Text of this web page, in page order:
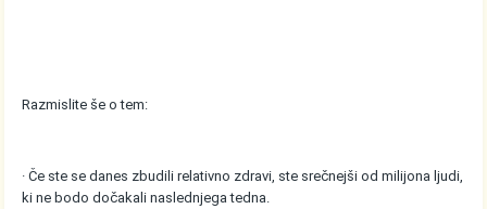
Razmislite še o tem:
· Če ste se danes zbudili relativno zdravi, ste srečnejši od milijona ljudi,
ki ne bodo dočakali naslednjega tedna.